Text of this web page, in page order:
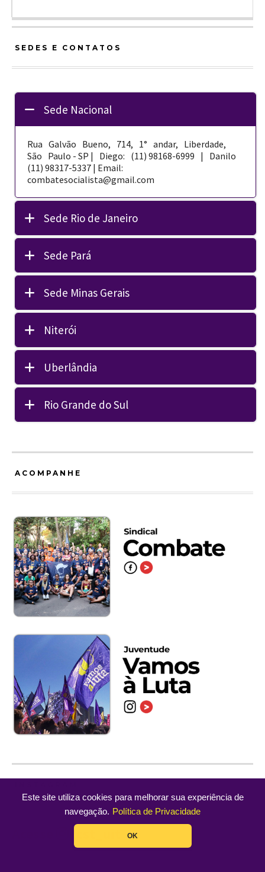
Este site utiliza cookies para melhorar sua experiência de
navegação. Política de Privacidade
OK
SEDES E CONTATOS
Sede Nacional
Rua Galvão Bueno, 714, 1° andar, Liberdade,
São Paulo - SP | Diego: (11) 98168-­6999 | Danilo
(11) 98317-5337 | Email:
combatesocialista@gmail.com
Sede Rio de Janeiro
Sede Pará
Sede Minas Gerais
Niterói
Uberlândia
Rio Grande do Sul
ACOMPANHE